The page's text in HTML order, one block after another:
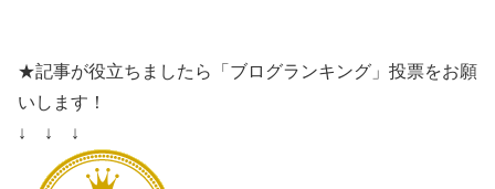
★記事が役立ちましたら「ブログランキング」投票をお願
いします！
↓ ↓ ↓